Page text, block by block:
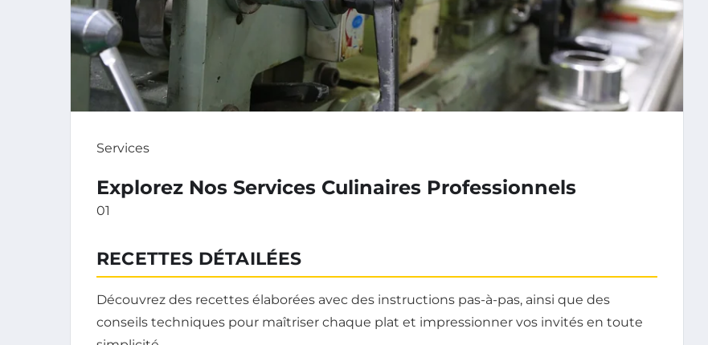
Services
Explorez Nos Services Culinaires Professionnels
01
RECETTES DÉTAILÉES
Découvrez des recettes élaborées avec des instructions pas-à-pas, ainsi que des
conseils techniques pour maîtriser chaque plat et impressionner vos invités en toute